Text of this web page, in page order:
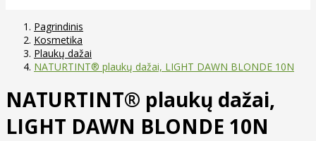
Pagrindinis
Kosmetika
Plaukų dažai
NATURTINT® plaukų dažai, LIGHT DAWN BLONDE 10N
NATURTINT® plaukų dažai,
LIGHT DAWN BLONDE 10N